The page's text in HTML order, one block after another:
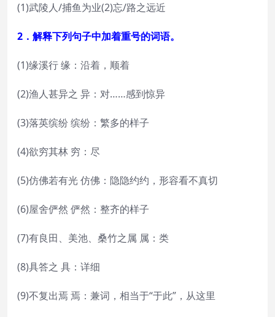
(1)武陵人/捕鱼为业(2)忘/路之远近
2．解释下列句子中加着重号的词语。
(1)缘溪行 缘：沿着，顺着
(2)渔人甚异之 异：对……感到惊异
(3)落英缤纷 缤纷：繁多的样子
(4)欲穷其林 穷：尽
(5)仿佛若有光 仿佛：隐隐约约，形容看不真切
(6)屋舍俨然 俨然：整齐的样子
(7)有良田、美池、桑竹之属 属：类
(8)具答之 具：详细
(9)不复出焉 焉：兼词，相当于“于此”，从这里